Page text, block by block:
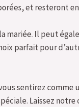
et resteront
mariée. Il peut
parfait pour
sentirez
Laissez